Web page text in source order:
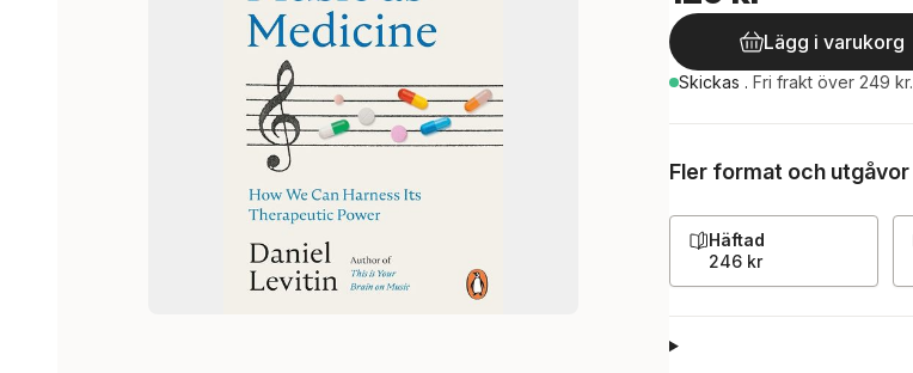
Lägg i varukorg
Skickas . Fri frakt över 249 kr.
Fler format och utgåvor
Häftad
246 kr